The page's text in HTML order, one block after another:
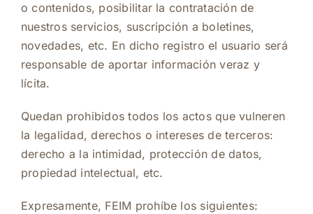
o contenidos, posibilitar la contratación de
nuestros servicios, suscripción a boletines,
novedades, etc. En dicho registro el usuario será
responsable de aportar información veraz y
lícita.
Quedan prohibidos todos los actos que vulneren
la legalidad, derechos o intereses de terceros:
derecho a la intimidad, protección de datos,
propiedad intelectual, etc.
Expresamente, FEIM prohíbe los siguientes: